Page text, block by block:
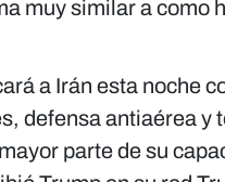
muy similar a como
a Irán esta noche
defensa antiaérea y
parte de su